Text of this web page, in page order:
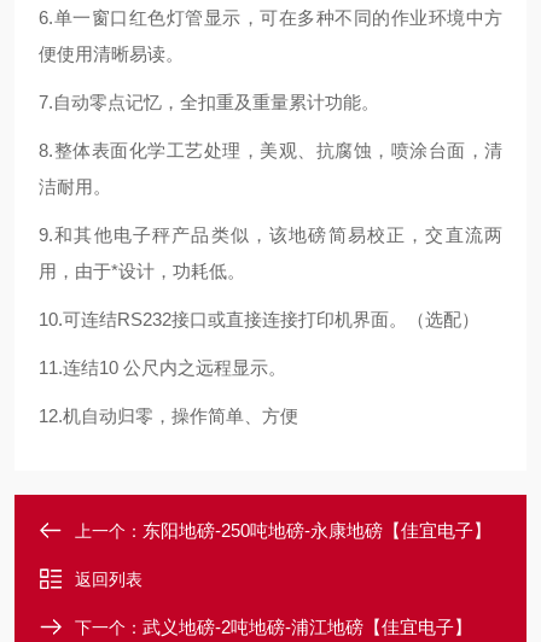
6.单一窗口红色灯管显示，可在多种不同的作业环境中方
便使用清晰易读。
7.自动零点记忆，全扣重及重量累计功能。
8.整体表面化学工艺处理，美观、抗腐蚀，喷涂台面，清
洁耐用。
9.和其他电子秤产品类似，该地磅简易校正，交直流两
用，由于*设计，功耗低。
10.可连结RS232接口或直接连接打印机界面。（选配）
11.连结10 公尺内之远程显示。
12.机自动归零，操作简单、方便
上一个： 东阳地磅-250吨地磅-永康地磅【佳宜电子】
返回列表
下一个： 武义地磅-2吨地磅-浦江地磅【佳宜电子】